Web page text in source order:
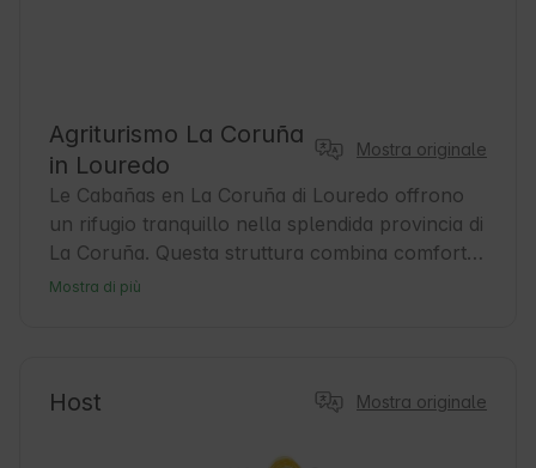
Agriturismo La Coruña
in Louredo
Mostra originale
Le Cabañas en La Coruña di Louredo offrono
un rifugio tranquillo nella splendida provincia di
La Coruña. Questa struttura combina comfort e
natura, ideale per chi desidera rilassarsi ed
Gli ospiti possono approfittare della vicinanza
un'ottima base per l'avventura e il relax.
Mostra di più
Host Mostra originale